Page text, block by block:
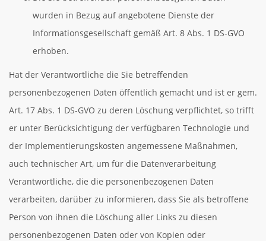
wurden in Bezug auf angebotene Dienste der
Informationsgesellschaft gemäß Art. 8 Abs. 1 DS-GVO
erhoben.
Hat der Verantwortliche die Sie betreffenden
personenbezogenen Daten öffentlich gemacht und ist er gem.
Art. 17 Abs. 1 DS-GVO zu deren Löschung verpflichtet, so trifft
er unter Berücksichtigung der verfügbaren Technologie und
der Implementierungskosten angemessene Maßnahmen,
auch technischer Art, um für die Datenverarbeitung
Verantwortliche, die die personenbezogenen Daten
verarbeiten, darüber zu informieren, dass Sie als betroffene
Person von ihnen die Löschung aller Links zu diesen
personenbezogenen Daten oder von Kopien oder